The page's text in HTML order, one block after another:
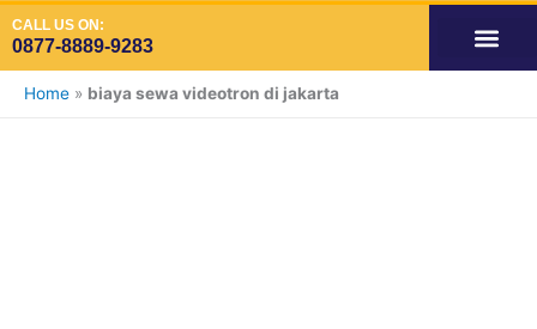
to
content
CALL US ON:
0877-8889-9283
Home » biaya sewa videotron di jakarta